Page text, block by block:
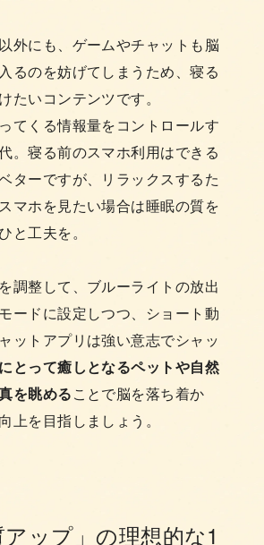
外にも、ゲームやチャットも脳
るのを妨げてしまうため、寝る
たいコンテンツです。
てくる情報量をコントロールす
。寝る前のスマホ利用はできる
ターですが、リラックスするた
マホを見たい場合は睡眠の質を
と工夫を。
調整して、ブルーライトの放出
ードに設定しつつ、ショート動
ットアプリは強い意志でシャッ
とって癒しとなるペットや自然
を眺めることで脳を落ち着か
上を目指しましょう。
アップ」の理想的な1